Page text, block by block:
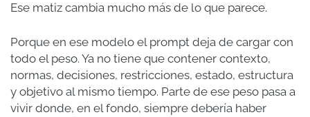
Ese matiz cambia mucho más de lo que parece.
Porque en ese modelo el prompt deja de cargar con
todo el peso. Ya no tiene que contener contexto,
normas, decisiones, restricciones, estado, estructura
y objetivo al mismo tiempo. Parte de ese peso pasa a
vivir donde, en el fondo, siempre debería haber